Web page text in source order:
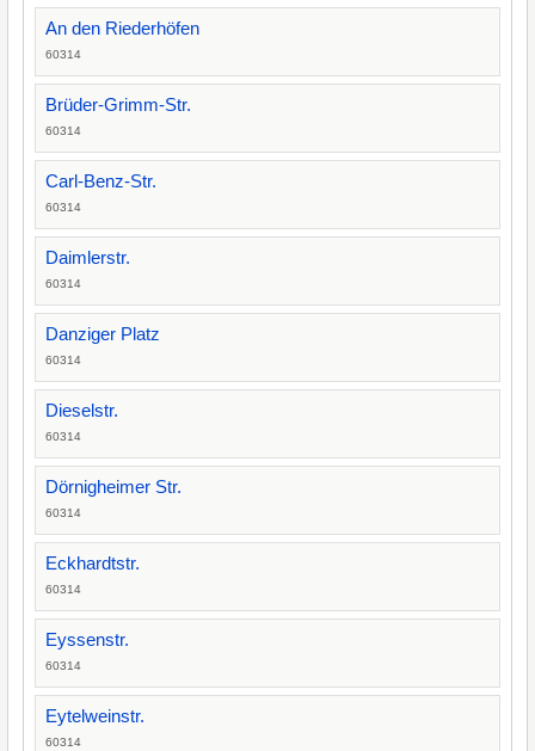
An den Riederhöfen
60314
Brüder-Grimm-Str.
60314
Carl-Benz-Str.
60314
Daimlerstr.
60314
Danziger Platz
60314
Dieselstr.
60314
Dörnigheimer Str.
60314
Eckhardtstr.
60314
Eyssenstr.
60314
Eytelweinstr.
60314